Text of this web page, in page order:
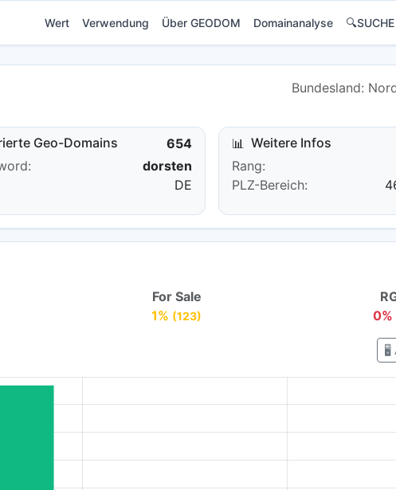
Wert Verwendung Über GEODOM Domainanalyse 🔍SUCHE
Bundesland:
Geo-Domains
654
dorsten
DE
📊 Weitere Infos
Rang:
PLZ-Bereich:
For Sale
1% (123)
0%
🖥️